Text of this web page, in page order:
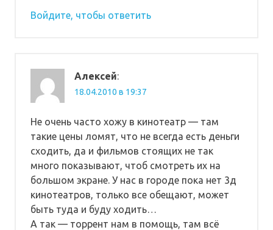
Войдите, чтобы ответить
Алексей:
18.04.2010 в 19:37
Не очень часто хожу в кинотеатр — там
такие цены ломят, что не всегда есть деньги
сходить, да и фильмов стоящих не так
много показывают, чтоб смотреть их на
большом экране. У нас в городе пока нет 3д
кинотеатров, только все обещают, может
быть туда и буду ходить…
А так — торрент нам в помощь, там всё